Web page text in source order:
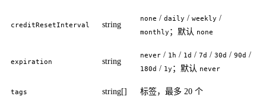
creditResetInterval string
none /daily /weekly /
monthly ；默认 none
expiration string
never / 1h / 1d /7d /30d /90d /
180d / 1y ；默认 never
tags string[] 标签，最多 20 个